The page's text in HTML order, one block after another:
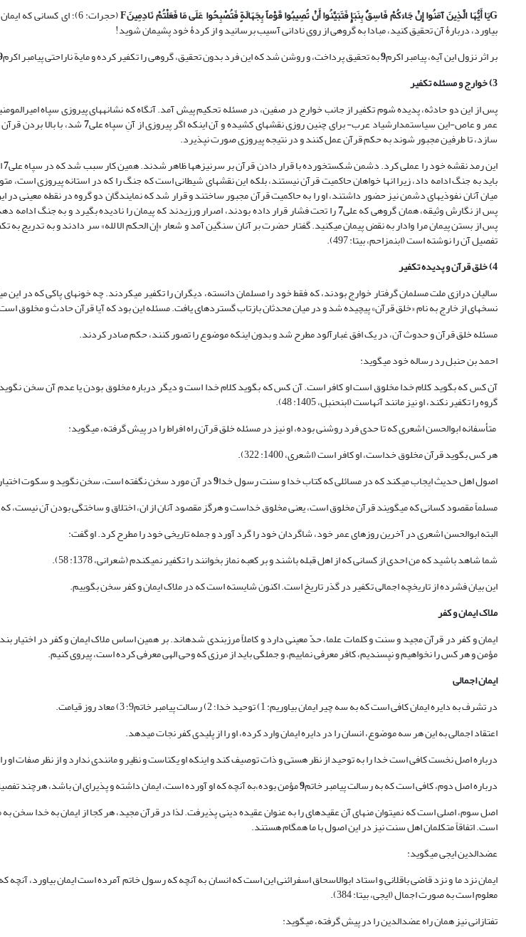
Gیَا أَیُّهَا الَّذِینَ آمَنُوا إِنْ جَاءَکُمْ فَاسِقٌ بِنَبَإٍ فَتَبَیَّنُوا أَنْ تُصِیبُوا قَوْماً بِجَهَالَةٍ فَتُصْبِحُوا عَلَى مَا فَعَلْتُمْ نَادِمِینَF (حجرات: 6)؛ اى کسانى
بیاورد، دربارۀ آن تحقیق کنید، مبادا به گروهى از روى نادانى آسیب برسانید و از کردۀ خود پشیمان شوید!
بر اثر نزول این آیه، پیامبر اکرم9به تحقیق پرداخت، و روشن شد که این فرد بدون تحقیق، گروهی را تکفیر کرده و مایة ناراحتی پیامبر اکرم
3) خوارج و مسئله تکفیر
پس از این دو حادثه، پدیده شوم تکفیر از جانب خوارج در صفین، در مسئله تحکیم پیش آمد. آنگاه که نشانه‏های پیروزی سپاه
عمر و عاص-این سیاستمدارشیاد عرب- برای چنین روزی نقشه‏ای کشیده و آن اینکه اگر پیروزی از آنِ سپاه علی7شد، با بالا بردن
سازد، تا طرفین مجبور شوند به حکم قرآن عمل کنند و در نتیجه پیروزی صورت نپذیرد.
این رمد نقشه خود را عملی کرد. دشمن شکست‏خورده با قرار دادن قرآن بر سرنیزه‏ها ظاهر شدند. همین کار سبب شد که در سپاه علی7
باید به جنگ ادامه داد، زیرا انها خواهان حاکمیت قرآن نیستند، بلکه این نقشه‏ای شیطانی است که جنگ را که در استانه پیروزی
میان آنان نفوذی‏های دشمن نیز حضور داشتند، او را به حاکمیت قرآن مجبور ساختند و قرار شد که نمایندگان دو گروه در نقطه معینی در
پس از نگارش وثیقه، همان گروهی که علی7را تحت فشار قرار داده بودند، اصرار ورزیدند که پیمان را نادیده بگیرد و به جنگ
پس از بستن پیمان مرا وادار به نقض پیمان می‏کنید. گفتار حضرت بر آنان سنگین آمد و شعار «إن الحکم الا لله» سر دادند و به تدریج
تفصیل آن را نوشته است (ابن‏مزاحم، بی‏تا: 497).
4) خلق قرآن و پدیده تکفیر
سالیان درازی ملت مسلمان گرفتار خوارج بودند، که فقط خود را مسلمان دانسته، دیگران را تکفیر می‏کردند. چه خون‏های پاکی که در این
نسخه‏ای از خارج به نام «خلق قرآن» پیچیده شد و در میان محدثان بازتاب گسترده‏ای یافت. مسئله این بود که آیا قرآن حادث و مخلوق
مسئله خلق قرآن و حدوث آن، در یک افق غبارآلود مطرح شد و بدون اینکه موضوع را تصور کنند، حکم صادر کردند.
احمد بن حنبل رد رساله خود می‏گوید:
آن کس که بگوید کلام خدا مخلوق است او کافر است. آن کس که بگوید کلام خدا است و دیگر درباره مخلوق بودن یا عدم آن سخن
گروه را تکفیر نکند، او نیز مانند آنهاست (ابن‏حنبل، 1405: 48).
متأسفانه ابوالحسن اشعری که تا حدی فرد روشنی بوده، او نیز در مسئله خلق قرآن راه افراط را در پیش گرفته، می‏گوید:
هر کس بگوید قرآن مخلوق خداست، او کافر است (اشعری، 1400: 322).
اصول اهل حدیث ایجاب می‏کند که در مسائلی که کتاب خدا و سنت رسول خدا9در آن مورد سخن نگفته است، سخن نگوید و سکوت
مسلماً مقصود کسانی که می‏گویند قرآن مخلوق است، یعنی مخلوق خداست و هرگز مقصود آنان از ان، اختلاق و ساختگی بودن آن نیست،
البته ابوالحسن اشعری در آخرین روزهای عمر خود، شاگردان خود را گرد آورد و جمله تاریخی خود را مطرح کرد. او گفت:
شما شاهد باشید که من احدی از کسانی که از اهل قبله باشند و بر کعبه نماز بخوانند را تکفیر نمی‏کندم (شعرانی، 1378: 58).
این بیان فشرده از تاریخچه اجمالی تکفیر در گذر تاریخ است. اکنون شایسته است که در ملاک ایمان و کفر سخن بگوییم.
ملاک ایمان و کفر
ایمان و کفر در قرآن مجید و سنت و کلمات علما، حدّ معینی دارد و کاملاً مرزبندی شده‏اند. بر همین اساس ملاک ایمان و کفر در
مؤمن و هر کس را نخواهیم و نپسندیم، کافر معرفی نماییم، و جملگی باید از مرزی که وحی الهی معرفی کرده است، پیروی کنیم.
ایمان اجمالی
در تشرف به دایره ایمان کافی است که به سه چیر ایمان بیاوریم: 1) توحید خدا؛ 2) رسالت پیامبر خاتم9؛ 3) معاد روز قیامت.
اعتقاد اجمالی به این هر سه موضوع، انسان را در دایره ایمان وارد کرده، او را از پلیدی کفر نجات می‏دهد.
درباره اصل نخست کافی است خدا را به توحید از نظر هستی و ذات توصیف کند و اینکه او یکتاست و نظیر و مانندی ندارد و از نظر صفات او را
درباره اصل دوم، کافی است که به رسالت پیامبر خاتم9مؤمن بوده،به آنچه که او آورده است، ایمان داشته و پذیرای ان باشد، هرچند
اصل سوم، اصلی است که نمی‏توان منهای آن عقیده‏ای را به عنوان عقیده دینی پذیرفت. لذا در قرآن مجید، هر کجا از ایمان به خدا سخن به
است. اتفاقاً متکلمان اهل سنت نیز در این اصول با ما همگام هستند.
عضدالدین ایجی می‏گوید:
ایمان نزد ما و نزد قاضی باقلانی و استاد ابوالاسحاق اسفرائنی این است که انسان به آنچه که رسول خاتم آمرده است ایمان بیاورد، آنچه
معلوم است به صورت اجمال (ایجی، بی‏تا: 384).
تفتازانی نیز همان راه عضدالدین را در پیش گرفته، می‏گوید: